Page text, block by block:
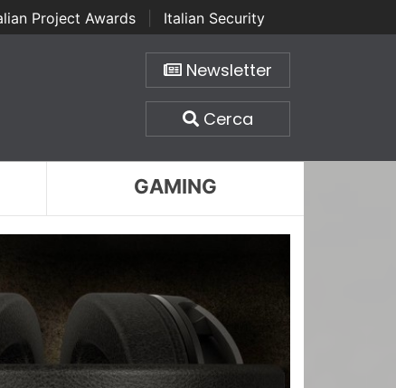
Project Awards
Italian Security
Newsletter
Cerca
GAMING